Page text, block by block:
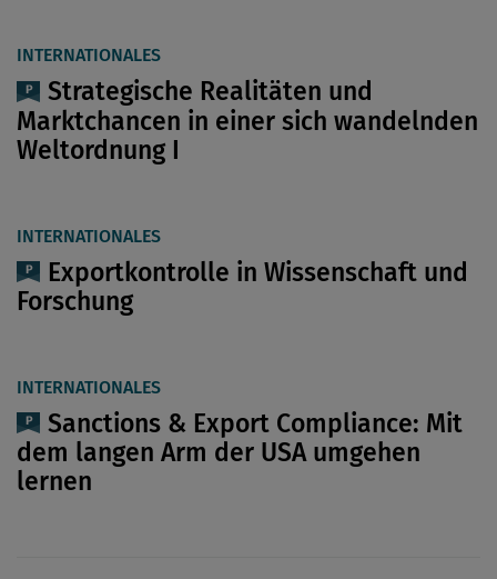
INTERNATIONALES
Strategische Realitäten und
Marktchancen in einer sich wandelnden
Weltordnung I
INTERNATIONALES
Exportkontrolle in Wissenschaft und
Forschung
INTERNATIONALES
Sanctions & Export Compliance: Mit
dem langen Arm der USA umgehen
lernen